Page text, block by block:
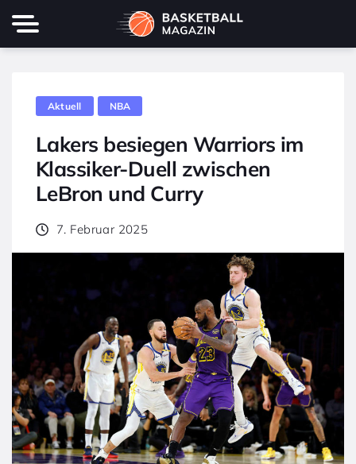
Aktuell NBA
Lakers besiegen Warriors im
Klassiker-Duell zwischen
LeBron und Curry
7. Februar 2025